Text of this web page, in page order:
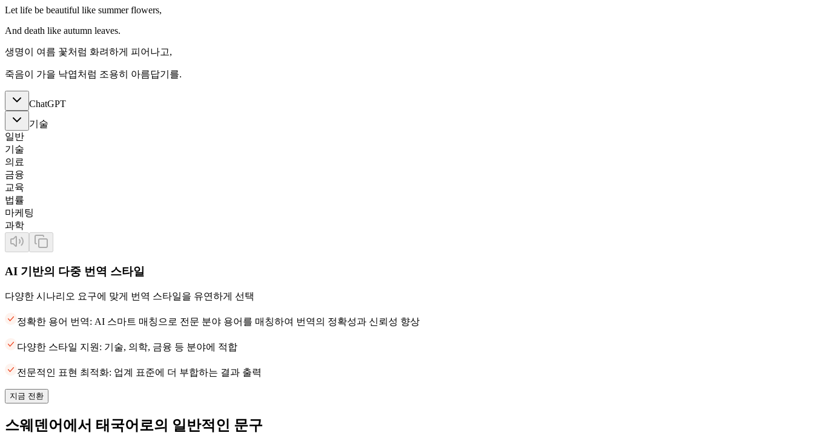
Let life be beautiful like summer flowers,
And death like autumn leaves.
생명이 여름 꽃처럼 화려하게 피어나고,
죽음이 가을 낙엽처럼 조용히 아름답기를.
ChatGPT
기술
일반
기술
의료
금융
교육
법률
마케팅
과학
AI 기반의 다중 번역 스타일
다양한 시나리오 요구에 맞게 번역 스타일을 유연하게 선택
정확한 용어 번역: AI 스마트 매칭으로 전문 분야 용어를 매칭하여 번역의 정확성과 신뢰성 향상
다양한 스타일 지원: 기술, 의학, 금융 등 분야에 적합
전문적인 표현 최적화: 업계 표준에 더 부합하는 결과 출력
지금 전환
스웨덴어에서 태국어로의 일반적인 문구